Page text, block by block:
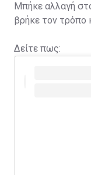
Μπήκε αλλαγή
βρήκε τον τρόπο
Δείτε πως: